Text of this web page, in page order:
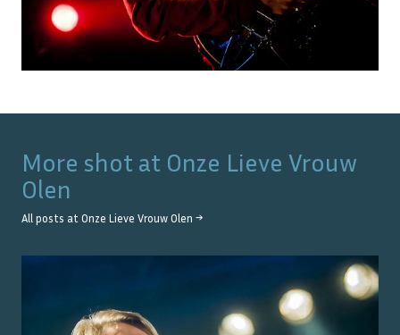
More shot at Onze Lieve Vrouw
Olen
All posts at Onze Lieve Vrouw Olen →